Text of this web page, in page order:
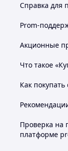
Справка для
Prom-
Акционные
Что такое
Как
Проверка на
платформе